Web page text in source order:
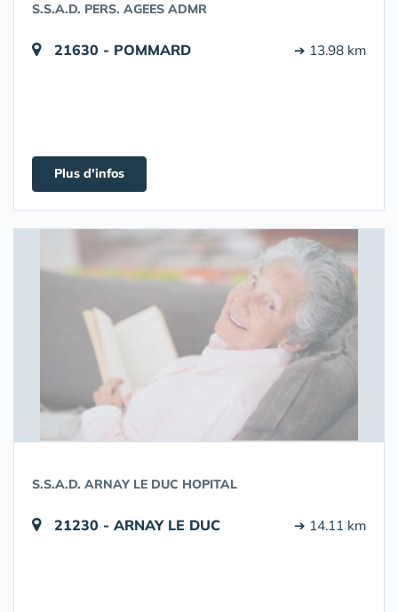
S.S.A.D. PERS. AGEES ADMR
21630 - POMMARD ➔ 13.98 km
Plus d'infos
S.S.A.D. ARNAY LE DUC HOPITAL
21230 - ARNAY LE DUC ➔ 14.11 km